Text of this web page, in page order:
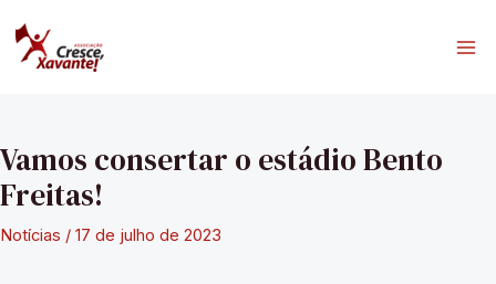
para
Vamos consertar o estádio Bento
Freitas!
Notícias / 17 de julho de 2023